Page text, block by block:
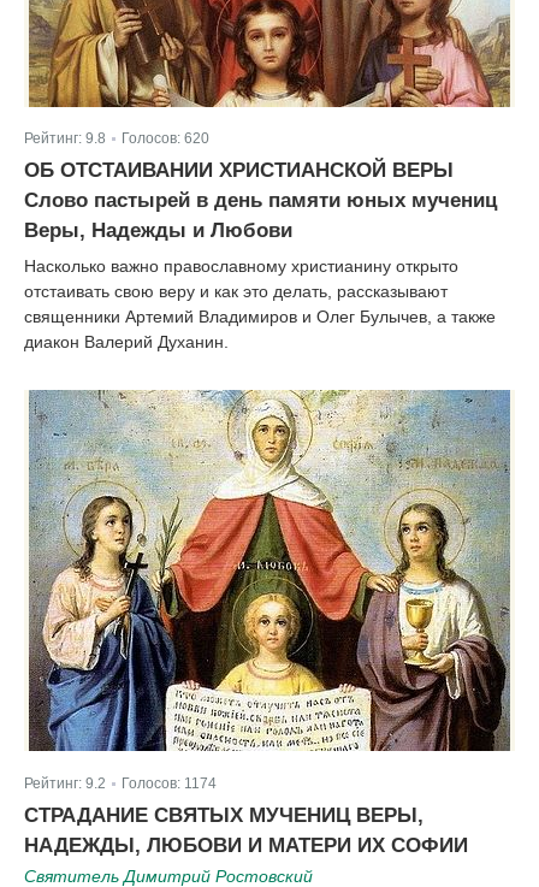
Рейтинг: 9.8 Голосов: 620
ОБ ОТСТАИВАНИИ ХРИСТИАНСКОЙ ВЕРЫ
Слово пастырей в день памяти юных мучениц
Веры, Надежды и Любови
Насколько важно православному христианину открыто
отстаивать свою веру и как это делать, рассказывают
священники Артемий Владимиров и Олег Булычев, а также
диакон Валерий Духанин.
Рейтинг: 9.2 Голосов: 1174
СТРАДАНИЕ СВЯТЫХ МУЧЕНИЦ ВЕРЫ,
НАДЕЖДЫ, ЛЮБОВИ И МАТЕРИ ИХ СОФИИ
Святитель Димитрий Ростовский